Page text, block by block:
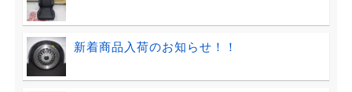
新着商品入荷のお知らせ！！